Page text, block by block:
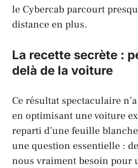
le Cybercabparcourt
distance en plus.
La recette secrète :
delà de la voiture
Ce résultat spectaculaire
en optimisant une voiture
reparti d’une feuille
une question essentielle :
nous vraimentbesoin pour